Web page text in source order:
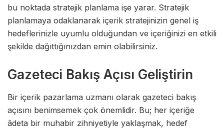
bu noktada stratejik planlama işe yarar. Stratejik
planlamaya odaklanarak içerik stratejinizin genel iş
hedeflerinizle uyumlu olduğundan ve içeriğinizi en etkili
şekilde dağıttığınızdan emin olabilirsiniz.
Gazeteci Bakış Açısı Geliştirin
Bir içerik pazarlama uzmanı olarak gazeteci bakış
açısını benimsemek çok önemlidir. Bu; her içeriğe
âdeta bir muhabir zihniyetiyle yaklaşmak, hedef